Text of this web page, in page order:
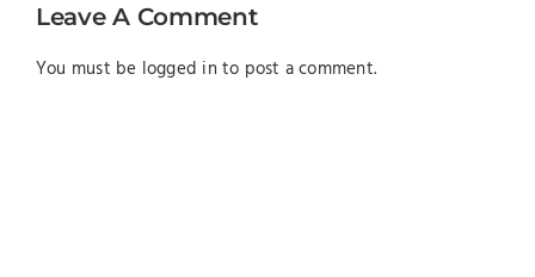
Leave A Comment
You must be logged in to post a comment.